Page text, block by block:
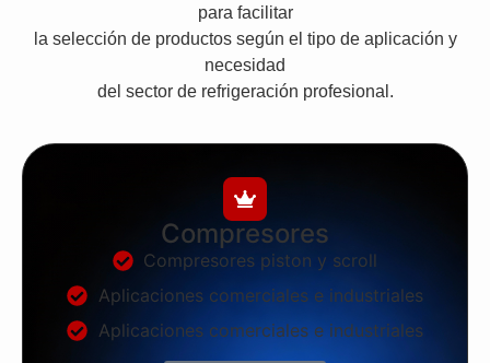
para facilitar
la selección de productos según el tipo de aplicación y
necesidad
del sector de refrigeración profesional.
Compresores
Compresores piston y scroll
Aplicaciones comerciales e industriales
Aplicaciones comerciales e industriales